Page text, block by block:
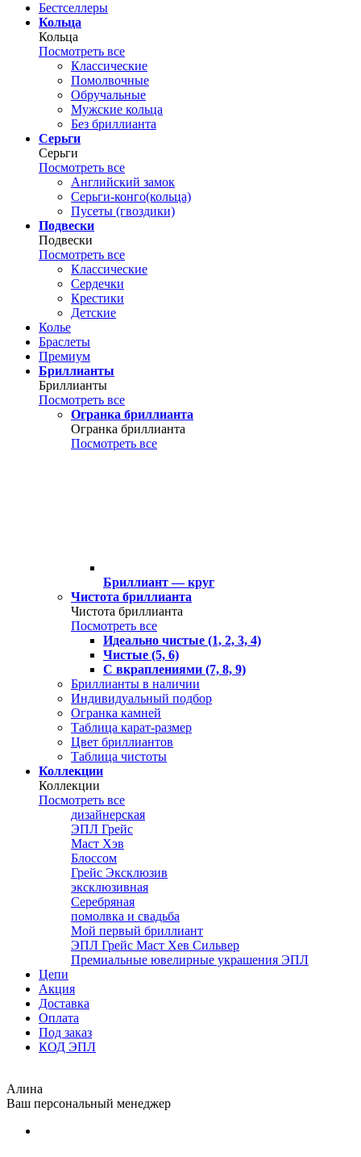
Бестселлеры
Кольца
Кольца
Посмотреть все
Классические
Помолвочные
Обручальные
Мужские кольца
Без бриллианта
Серьги
Серьги
Посмотреть все
Английский замок
Серьги-конго(кольца)
Пусеты (гвоздики)
Подвески
Подвески
Посмотреть все
Классические
Сердечки
Крестики
Детские
Колье
Браслеты
Премиум
Бриллианты
Бриллианты
Посмотреть все
Огранка бриллианта
Огранка бриллианта
Посмотреть все
Бриллиант — круг
Чистота бриллианта
Чистота бриллианта
Посмотреть все
Идеально чистые (1, 2, 3, 4)
Чистые (5, 6)
С вкраплениями (7, 8, 9)
Бриллианты в наличии
Индивидуальный подбор
Огранка камней
Таблица карат-размер
Цвет бриллиантов
Таблица чистоты
Коллекции
Коллекции
Посмотреть все
дизайнерская
ЭПЛ Грейс
Маст Хэв
Блоссом
Грейс Эксклюзив
эксклюзивная
Серебряная
помолвка и свадьба
Мой первый бриллиант
ЭПЛ Грейс Маст Хев Сильвер
Премиальные ювелирные украшения ЭПЛ
Цепи
Акция
Доставка
Оплата
Под заказ
КОД ЭПЛ
Алина
Ваш персональный менеджер